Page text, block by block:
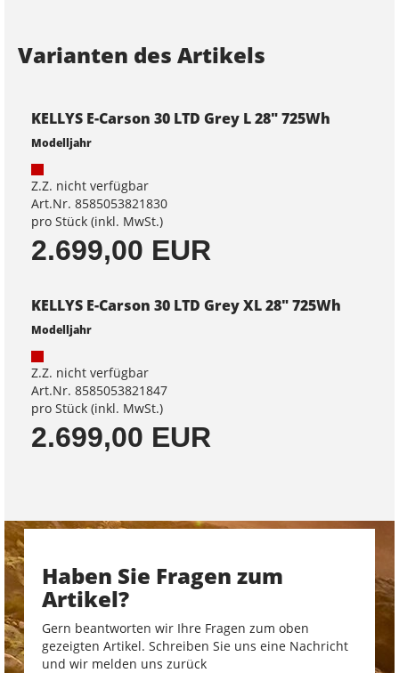
Varianten des Artikels
KELLYS E-Carson 30 LTD Grey L 28" 725Wh
Modelljahr
Z.Z. nicht verfügbar
Art.Nr. 8585053821830
pro Stück (inkl. MwSt.)
2.699,00 EUR
KELLYS E-Carson 30 LTD Grey XL 28" 725Wh
Modelljahr
Z.Z. nicht verfügbar
Art.Nr. 8585053821847
pro Stück (inkl. MwSt.)
2.699,00 EUR
Haben Sie Fragen zum
Artikel?
Gern beantworten wir Ihre Fragen zum oben
gezeigten Artikel. Schreiben Sie uns eine Nachricht
und wir melden uns zurück